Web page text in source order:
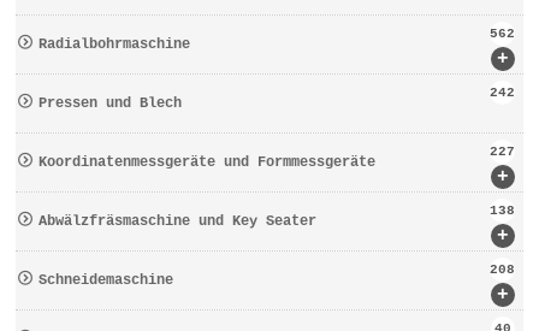
+
Radialbohrmaschine
562
Pressen und Blech
242
+
Koordinatenmessgeräte und Formmessgeräte
227
+
Abwälzfräsmaschine und Key Seater
138
+
Schneidemaschine
208